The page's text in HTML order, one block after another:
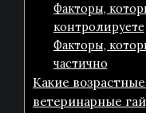
Факторы,
контролируете
Факторы,
частично
Какие
ветеринарные